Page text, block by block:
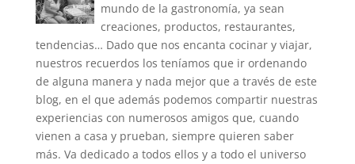
mundo de la gastronomía, ya sean
creaciones, productos, restaurantes,
tendencias… Dado que nos encanta cocinar y viajar,
nuestros recuerdos los teníamos que ir ordenando
de alguna manera y nada mejor que a través de este
blog, en el que además podemos compartir nuestras
experiencias con numerosos amigos que, cuando
vienen a casa y prueban, siempre quieren saber
más. Va dedicado a todos ellos y a todo el universo